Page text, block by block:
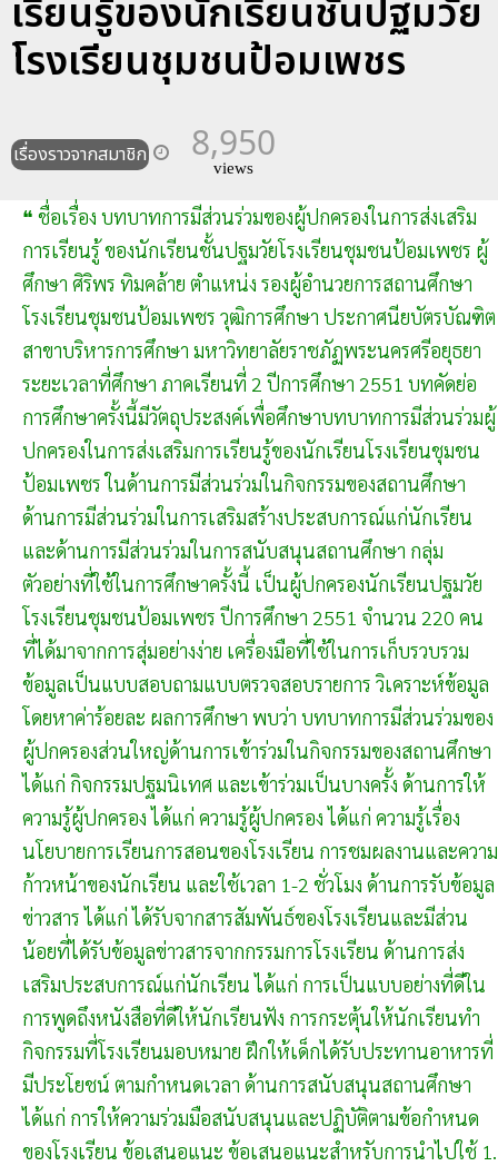
เรียนรู้ของนักเรียนชั้นปฐมวัย
โรงเรียนชุมชนป้อมเพชร
เรื่องราวจากสมาชิก 8,950
views
❝ ชื่อเรื่อง บทบาทการมีส่วนร่วมของผู้ปกครองในการส่งเสริม
การเรียนรู้ ของนักเรียนชั้นปฐมวัยโรงเรียนชุมชนป้อมเพชร ผู้
ศึกษา ศิริพร ทิมคล้าย ตำแหน่ง รองผู้อำนวยการสถานศึกษา
โรงเรียนชุมชนป้อมเพชร วุฒิการศึกษา ประกาศนียบัตรบัณฑิต
สาขาบริหารการศึกษา มหาวิทยาลัยราชภัฏพระนครศรีอยุธยา
ระยะเวลาที่ศึกษา ภาคเรียนที่ 2 ปีการศึกษา 2551 บทคัดย่อ
การศึกษาครั้งนี้มีวัตถุประสงค์เพื่อศึกษาบทบาทการมีส่วนร่วมผู้
ปกครองในการส่งเสริมการเรียนรู้ของนักเรียนโรงเรียนชุมชน
ป้อมเพชร ในด้านการมีส่วนร่วมในกิจกรรมของสถานศึกษา
ด้านการมีส่วนร่วมในการเสริมสร้างประสบการณ์แก่นักเรียน
และด้านการมีส่วนร่วมในการสนับสนุนสถานศึกษา กลุ่ม
ตัวอย่างที่ใช้ในการศึกษาครั้งนี้ เป็นผู้ปกครองนักเรียนปฐมวัย
โรงเรียนชุมชนป้อมเพชร ปีการศึกษา 2551 จำนวน 220 คน
ที่ได้มาจากการสุ่มอย่างง่าย เครื่องมือที่ใช้ในการเก็บรวบรวม
ข้อมูลเป็นแบบสอบถามแบบตรวจสอบรายการ วิเคราะห์ข้อมูล
โดยหาค่าร้อยละ ผลการศึกษา พบว่า บทบาทการมีส่วนร่วมของ
ผู้ปกครองส่วนใหญ่ด้านการเข้าร่วมในกิจกรรมของสถานศึกษา
ได้แก่ กิจกรรมปฐมนิเทศ และเข้าร่วมเป็นบางครั้ง ด้านการให้
ความรู้ผู้ปกครอง ได้แก่ ความรู้ผู้ปกครอง ได้แก่ ความรู้เรื่อง
นโยบายการเรียนการสอนของโรงเรียน การชมผลงานและความ
ก้าวหน้าของนักเรียน และใช้เวลา 1-2 ชั่วโมง ด้านการรับข้อมูล
ข่าวสาร ได้แก่ ได้รับจากสารสัมพันธ์ของโรงเรียนและมีส่วน
น้อยที่ได้รับข้อมูลข่าวสารจากกรรมการโรงเรียน ด้านการส่ง
เสริมประสบการณ์แก่นักเรียน ได้แก่ การเป็นแบบอย่างที่ดีใน
การพูดถึงหนังสือที่ดีให้นักเรียนฟัง การกระตุ้นให้นักเรียนทำ
กิจกรรมที่โรงเรียนมอบหมาย ฝึกให้เด็กได้รับประทานอาหารที่
มีประโยชน์ ตามกำหนดเวลา ด้านการสนับสนุนสถานศึกษา
ได้แก่ การให้ความร่วมมือสนับสนุนและปฏิบัติตามข้อกำหนด
ของโรงเรียน ข้อเสนอแนะ ข้อเสนอแนะสำหรับการนำไปใช้ 1.